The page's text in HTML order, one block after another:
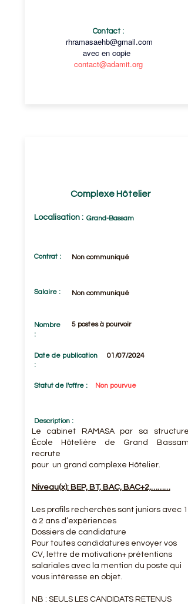
Contact :
rhramasaehb@gmail.com
avec en copie
contact@adamit.org
Complexe Hôtelier
Localisation : Grand-Bassam
Contrat : Non communiqué
Salaire : Non communiqué
Nombre
:
5 postes à pourvoir
Date de publication
:
01/07/2024
Statut de l'offre : Non pourvue
Description :
Le cabinet RAMASA par sa structure
École Hôtelière de Grand Bassam
recrute
pour un grand complexe Hôtelier.
Niveau(x): BEP, BT, BAC, BAC+2,………
Les profils recherchés sont juniors avec 1
à 2 ans d’expériences
Dossiers de candidature
Pour toutes candidatures envoyer vos
CV, lettre de motivation+ prétentions
salariales avec la mention du poste qui
vous intéresse en objet.
NB : SEULS LES CANDIDATS RETENUS